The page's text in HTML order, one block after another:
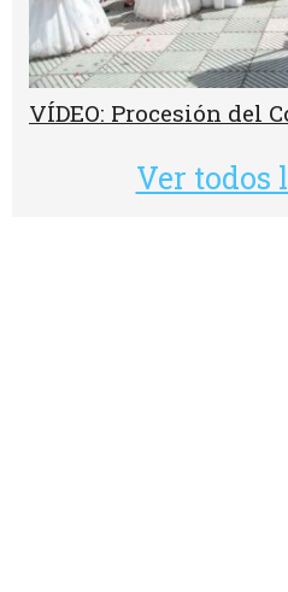
VÍDEO: Procesión del
Ver todos